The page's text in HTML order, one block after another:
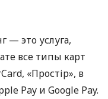
— это услуга,
все типы карт
«Простір», в
Pay и Google Pay.